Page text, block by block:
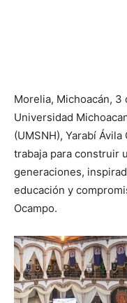
Morelia, Michoacán,
Universidad
(UMSNH), Yarabí
trabaja para construir
generaciones,
educación y
Ocampo.